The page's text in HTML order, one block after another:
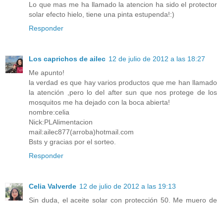
Lo que mas me ha llamado la atencion ha sido el protector
solar efecto hielo, tiene una pinta estupenda!:)
Responder
Los caprichos de ailec 12 de julio de 2012 a las 18:27
Me apunto!
la verdad es que hay varios productos que me han llamado
la atención ,pero lo del after sun que nos protege de los
mosquitos me ha dejado con la boca abierta!
nombre:celia
Nick:PLAlimentacion
mail:ailec877(arroba)hotmail.com
Bsts y gracias por el sorteo.
Responder
Celia Valverde 12 de julio de 2012 a las 19:13
Sin duda, el aceite solar con protección 50. Me muero de